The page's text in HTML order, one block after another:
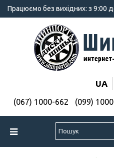
Працюємо без вихідних: з 9:00
UA
(067) 1000-662 (099)